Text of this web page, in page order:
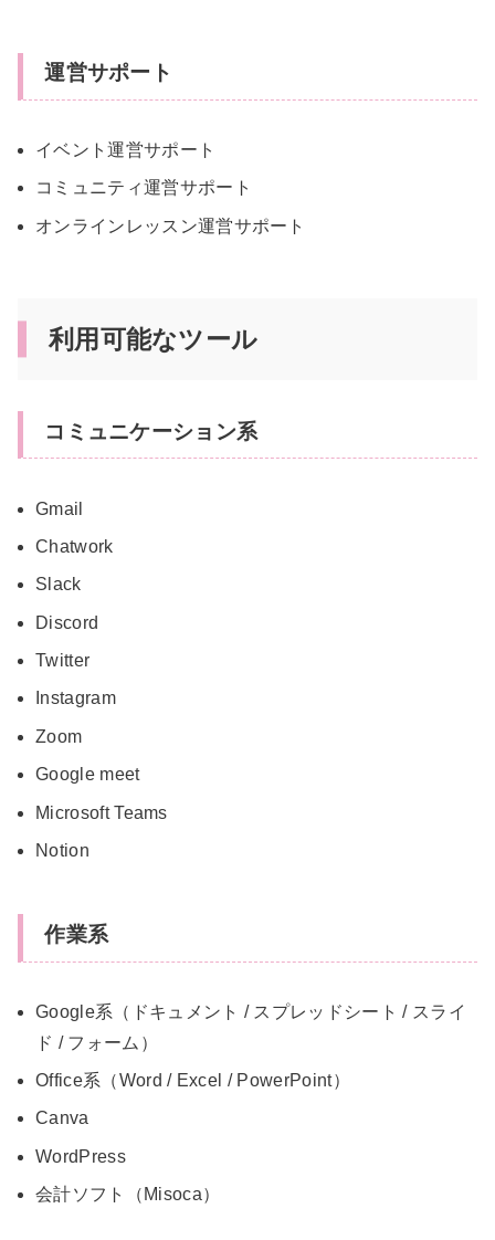
運営サポート
イベント運営サポート
コミュニティ運営サポート
オンラインレッスン運営サポート
利用可能なツール
コミュニケーション系
Gmail
Chatwork
Slack
Discord
Twitter
Instagram
Zoom
Google meet
Microsoft Teams
Notion
作業系
Google系（ドキュメント / スプレッドシート / スライ
ド / フォーム）
Office系（Word / Excel / PowerPoint）
Canva
WordPress
会計ソフト（Misoca）